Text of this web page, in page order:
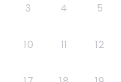
3 4 5
10 11 12